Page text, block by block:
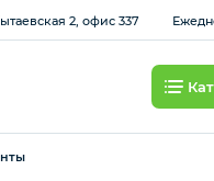
2, офис 337